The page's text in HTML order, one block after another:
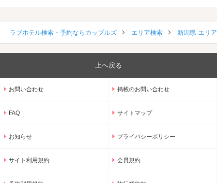
ラブホテル検索・予約ならカップルズ エリア検索 新潟県 エリ
上へ戻る
お問い合わせ 掲載のお問い合わせ
FAQ サイトマップ
お知らせ プライバシーポリシー
サイト利用規約 会員規約